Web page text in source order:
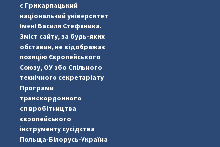
#PipIvanToday
є Прикарпацький
національний університет
імені Василя Стефаника.
Зміст сайту, за будь-яких
обставин, не відображає
позицію Європейського
Союзу, ОУ або Спільного
технічного секретаріату
Програми
транскордонного
співробітництва
європейського
інструменту сусідства
Польща-Білорусь-Україна